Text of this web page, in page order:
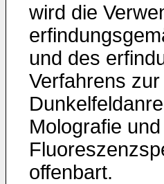
wird die
und des
Verfahrens zur
Molografie
offenbart.